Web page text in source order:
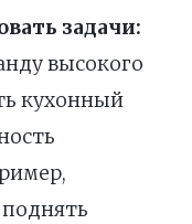
задачи:
высокого
кухонный